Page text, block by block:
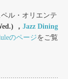
ル・オリエンテ
， Jazz Dining
のページをご覧